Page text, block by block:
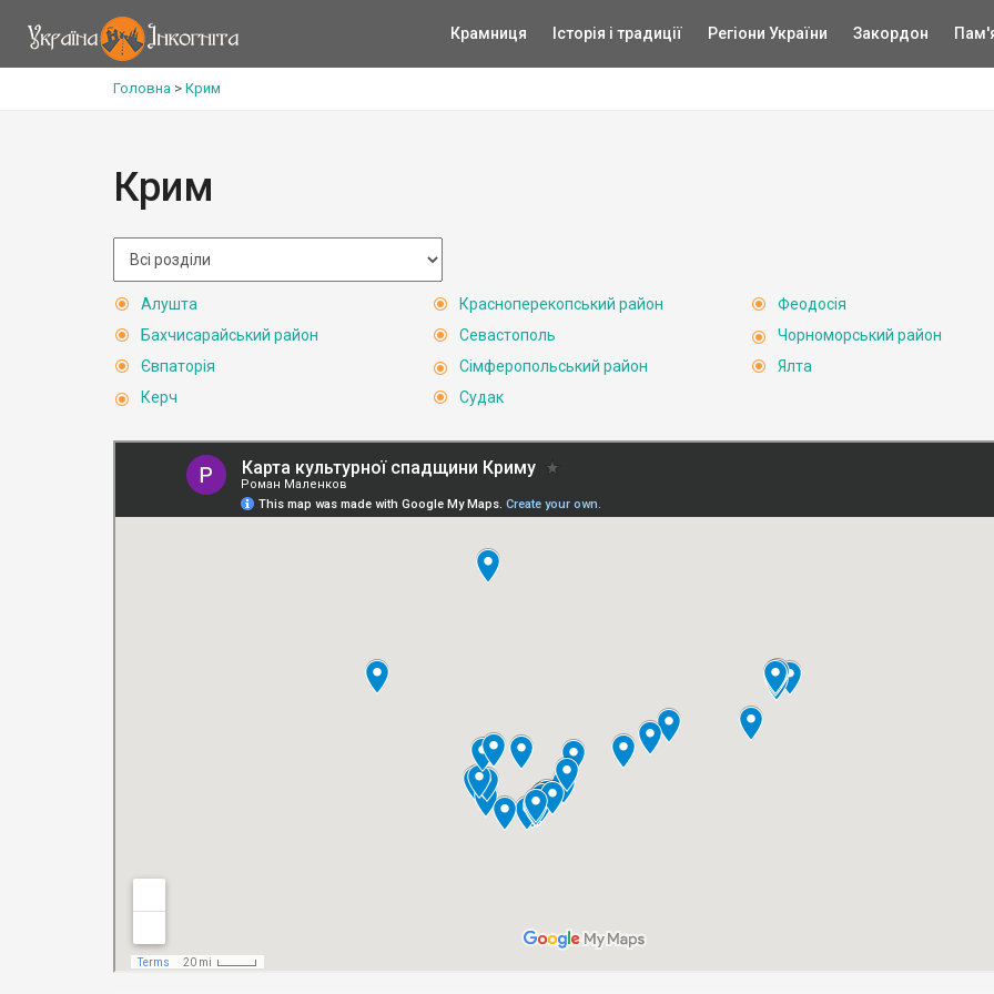
Крамниця Історія і традиції Регіони України Закордон
Головна > Крим
Крим
Алушта
Бахчисарайський район
Євпаторія
Керч
Красноперекопський район
Севастополь
Сімферопольський район
Судак
Феодосія
Чорноморський район
Ялта